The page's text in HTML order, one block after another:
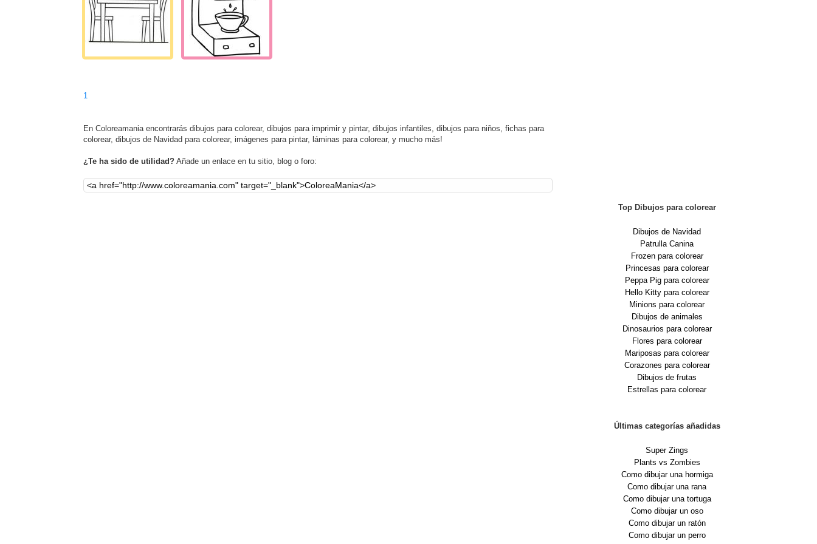
1
En Coloreamania encontrarás dibujos para colorear, dibujos para imprimir y pintar, dibujos infantiles, dibujos para niños, fichas para
colorear, dibujos de Navidad para colorear, imágenes para pintar, láminas para colorear, y mucho más!
¿Te ha sido de utilidad? Añade un enlace en tu sitio, blog o foro:
Top Dibujos para colorear
Dibujos de Navidad
Patrulla Canina
Frozen para colorear
Princesas para colorear
Peppa Pig para colorear
Hello Kitty para colorear
Minions para colorear
Dibujos de animales
Dinosaurios para colorear
Flores para colorear
Mariposas para colorear
Corazones para colorear
Dibujos de frutas
Estrellas para colorear
Últimas categorías añadidas
Super Zings
Plants vs Zombies
Como dibujar una hormiga
Como dibujar una rana
Como dibujar una tortuga
Como dibujar un oso
Como dibujar un ratón
Como dibujar un perro